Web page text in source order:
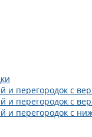
и перегородок с
и перегородок с
и перегородок с